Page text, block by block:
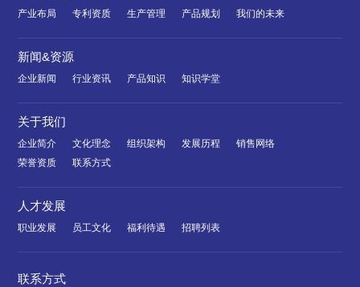
产业布局 专利资质 生产管理 产品规划 我们的未来
新闻&资源
企业新闻 行业资讯 产品知识 知识学堂
关于我们
企业简介 文化理念 组织架构 发展历程
销售网络
荣誉资质
联系方式
人才发展
职业发展 员工文化 福利待遇 招聘列表
联系方式